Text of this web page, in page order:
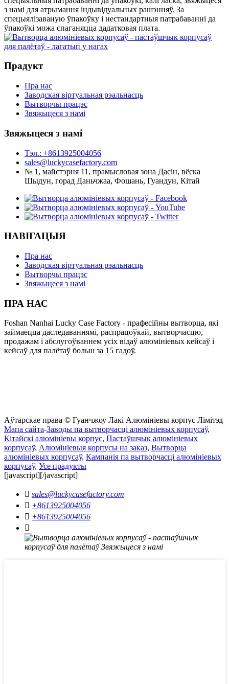
з намі для атрымання індывідуальных рашэнняў. За
спецыялізаваную ўпакоўку і нестандартныя патрабаванні да
ўпакоўкі можа спаганяцца дадатковая плата.
Прадукт
Пра нас
Заводская віртуальная рэальнасць
Вытворчы працэс
Звяжыцеся з намі
Звяжыцеся з намі
Тэл.: +8613925004056
sales@luckycasefactory.com
№ 1, майстэрня 11, прамысловая зона Дасін, вёска
Шыдун, горад Даньчжаа, Фошань, Гуандун, Кітай
НАВІГАЦЫЯ
Пра нас
Заводская віртуальная рэальнасць
Вытворчы працэс
Звяжыцеся з намі
ПРА НАС
Foshan Nanhai Lucky Case Factory - прафесійны вытворца, які
займаецца даследаваннямі, распрацоўкай, вытворчасцю,
продажам і абслугоўваннем усіх відаў алюмініевых кейсаў і
кейсаў для палётаў больш за 15 гадоў.
Аўтарскае права © Гуанчжоу Лакі Алюмініевы корпус Лімітэд
Мапа сайта-Заводы па вытворчасці алюмініевых корпусаў,
Кітайскі алюмініевы корпус, Пастаўшчык алюмініевых
корпусаў, Алюмініевыя корпусы на заказ, Вытворца
алюмініевых корпусаў, Кампанія па вытворчасці алюмініевых
корпусаў, Усе прадукты
[javascript][/javascript]
 sales@luckycasefactory.com
 +8613925004056
 +8613925004056
